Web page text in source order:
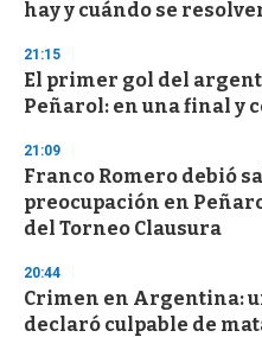
hay y cuándo se
21:15
El primer gol del
Peñarol: en una final y
21:09
Franco Romero debió
preocupación en
del Torneo Clausura
20:44
Crimen en Argentina:
declaró culpable de